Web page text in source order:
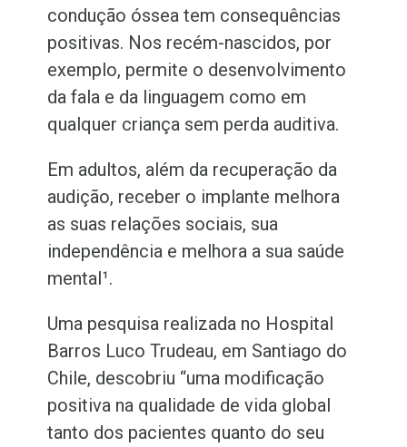
condução óssea tem consequências
positivas. Nos recém-nascidos, por
exemplo, permite o desenvolvimento
da fala e da linguagem como em
qualquer criança sem perda auditiva.
Em adultos, além da recuperação da
audição, receber o implante melhora
as suas relações sociais, sua
independência e melhora a sua saúde
mental¹.
Uma pesquisa realizada no Hospital
Barros Luco Trudeau, em Santiago do
Chile, descobriu “uma modificação
positiva na qualidade de vida global
tanto dos pacientes quanto do seu